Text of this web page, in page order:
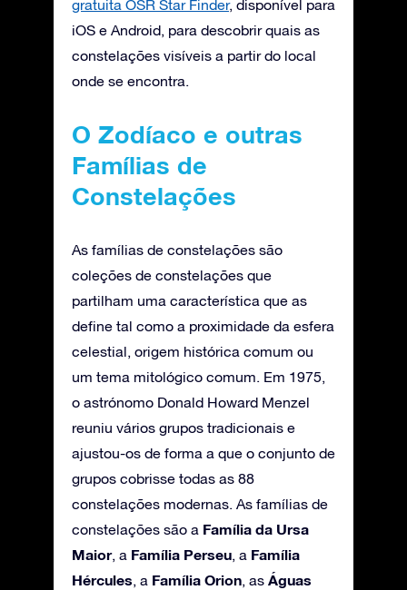
gratuita OSR Star Finder, disponível para
iOS e Android, para descobrir quais as
constelações visíveis a partir do local
onde se encontra.
O Zodíaco e outras
Famílias de
Constelações
As famílias de constelações são
coleções de constelações que
partilham uma característica que as
define tal como a proximidade da esfera
celestial, origem histórica comum ou
um tema mitológico comum. Em 1975,
o astrónomo Donald Howard Menzel
reuniu vários grupos tradicionais e
ajustou-os de forma a que o conjunto de
grupos cobrisse todas as 88
constelações modernas. As famílias de
constelações são a Família da Ursa
Maior, a Família Perseu , a Família
Hércules , a Família Orion , as Águas